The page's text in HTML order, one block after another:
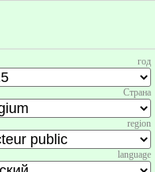
год
Страна
region
language